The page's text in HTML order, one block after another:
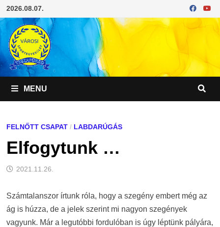
Skip
to
content
2026.08.07.
MENU
FELNŐTT CSAPAT/ LABDARÚGÁS
Elfogytunk …
2021.11.26.
Számtalanszor írtunk róla, hogy a szegény embert még az
ág is húzza, de a jelek szerint mi nagyon szegények
vagyunk. Már a legutóbbi fordulóban is úgy léptünk pályára,